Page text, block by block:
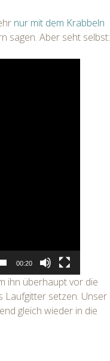
nur mit dem Krabbeln
sagen. Aber seht selbst:
00:20
ihn überhaupt vor die
Laufgitter setzen. Unser
gleich wieder in die